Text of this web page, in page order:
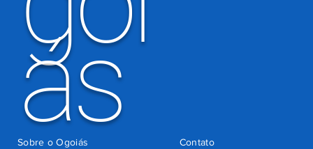
ás Contato
Sobre o Ogoiás